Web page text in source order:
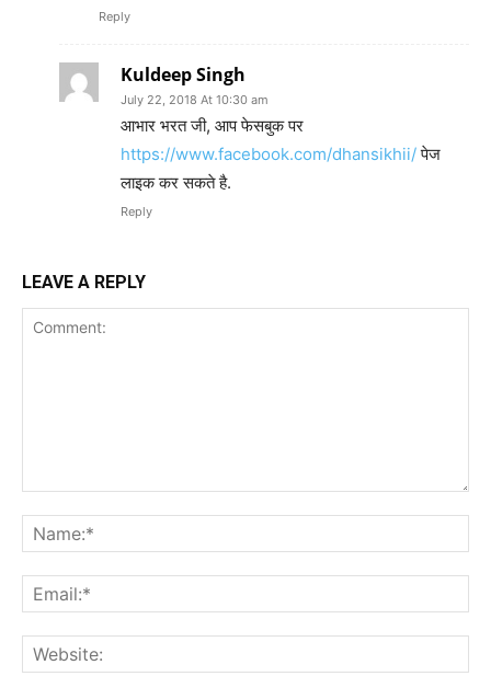
Reply
Kuldeep Singh
July 22, 2018 At 10:30 am
आभार भरत जी, आप फेसबुक पर
https://www.facebook.com/dhansikhii/पेज
लाइक कर सकते है.
Reply
LEAVE A REPLY